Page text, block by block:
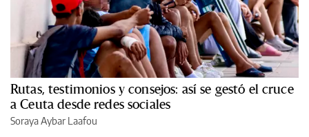
Rutas, testimonios y consejos: así se gestó el cruce
a Ceuta desde redes sociales
Soraya Aybar Laafou